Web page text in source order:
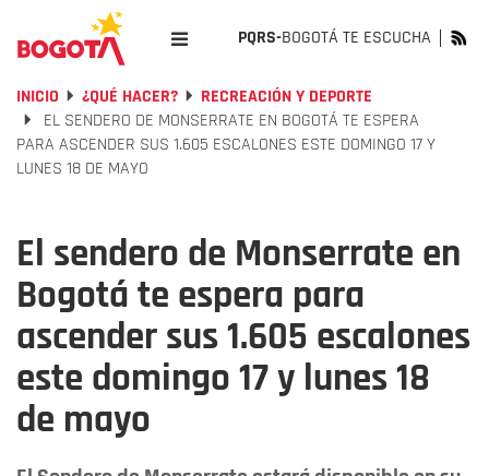
PQRS-BOGOTÁ TE ESCUCHA
INICIO ¿QUÉ HACER?
RECREACIÓN Y DEPORTE
EL SENDERO DE MONSERRATE EN BOGOTÁ TE ESPERA
PARA ASCENDER SUS 1.605 ESCALONES ESTE DOMINGO 17 Y
LUNES 18 DE MAYO
El sendero de Monserrate en
Bogotá te espera para
ascender sus 1.605 escalones
este domingo 17 y lunes 18
de mayo